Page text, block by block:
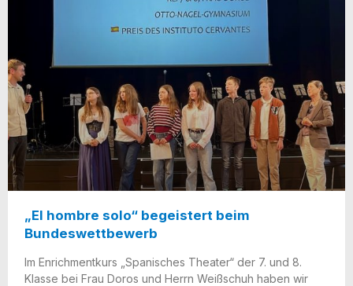
„El hombre solo“ begeistert beim
Bundeswettbewerb
Im Enrich­ment­kurs „Spa­ni­sches Thea­ter“ der 7. und 8.
Klas­se bei Frau Doros und Herrn Weiß­schuh haben wir